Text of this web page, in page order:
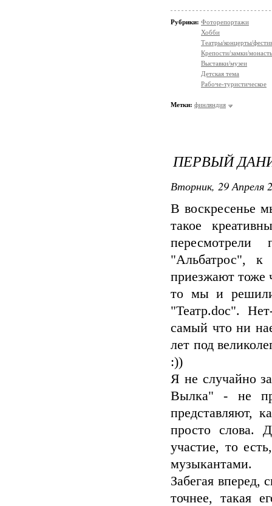
Рубрики: Фоторепортажи
Хобби
Театры/концерты/
Крепости/замки/
Выставки/музеи
Детская тема
Рабоче-туристическое
Метки: финляндия
ПЕРВЫЙ
Вторник, 29 Апреля
В воскресенье
такое
"Альбатрос",
приезжают тоже
то мы и
"Театр.doc".
самый что ни
лет под
:))
Я не случайно
Вылка" - не
представляют,
просто слова.
участие, то
музыкантами.
Забегая вперед,
точнее, такая